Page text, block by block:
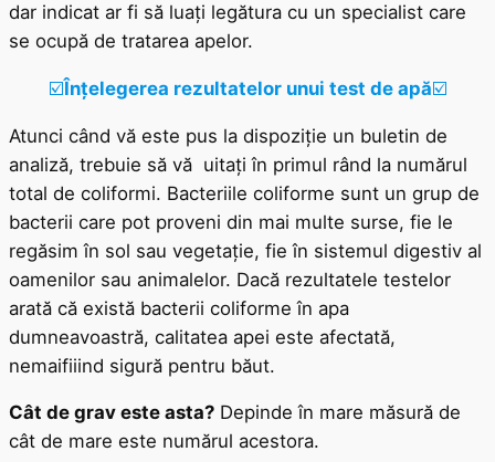
dar indicat ar fi să luați legătura cu un specialist care
se ocupă de tratarea apelor.
☑️Înțelegerea rezultatelor unui test de apă☑️
Atunci când vă este pus la dispoziție un buletin de
analiză, trebuie să vă uitați în primul rând la numărul
total de coliformi. Bacteriile coliforme sunt un grup de
bacterii care pot proveni din mai multe surse, fie le
regăsim în sol sau vegetație, fie în sistemul digestiv al
oamenilor sau animalelor. Dacă rezultatele testelor
arată că există bacterii coliforme în apa
dumneavoastră, calitatea apei este afectată,
nemaifiiind sigură pentru băut.
Cât de grav este asta? Depinde în mare măsură de
cât de mare este numărul acestora.